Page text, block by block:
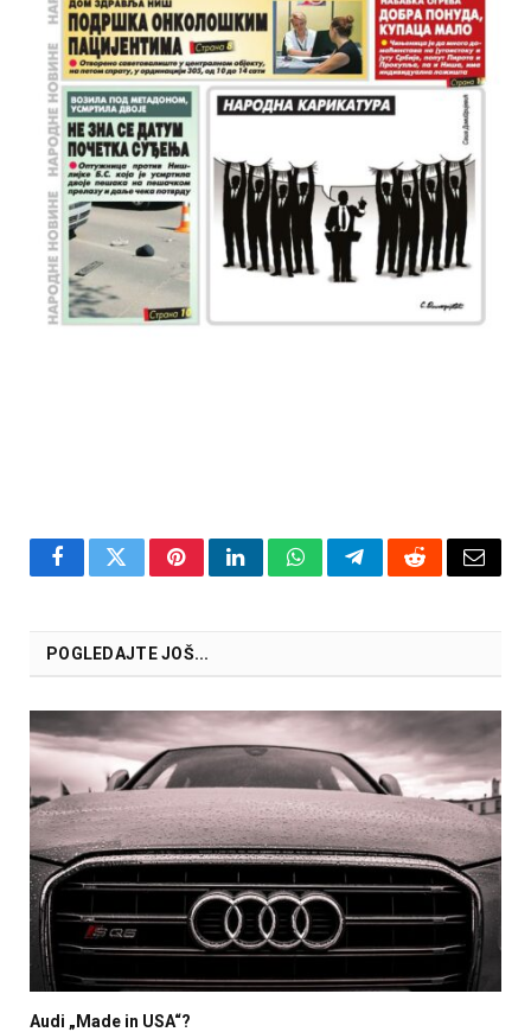
FacebookTwitterPinterestLinkedInWhatsAppTelegramRedditEmail
POGLEDAJTE JOŠ...
Audi „Made in USA“?